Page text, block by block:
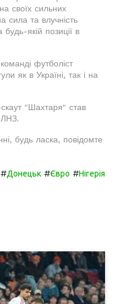
своїх сильних
сила та влучність
будь-якій позиції в
футболіст
як в Україні, так і на
скаут "Шахтаря" став
ЛНЗ.
будь ласка, повідомте
#Донецьк #Євро #Нігерія